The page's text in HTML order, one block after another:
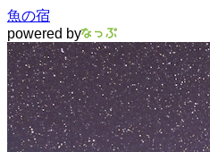
魚の宿
powered by